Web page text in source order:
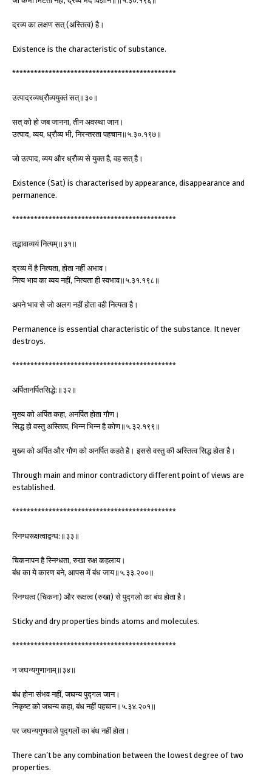
द्रव्य का लक्षण सत् (अस्तित्व) है।
Existence is the characteristic of substance.
*********************************************
उत्पाद्रव्यध्रौव्ययुक्तं सत्॥३०॥
सत् को हो जब जानना, तीन अवस्था जान।
उत्पाद, व्यय, ध्रौव्य भी, निरन्तरता पहचान॥५.३०.१९७॥
जो उत्पाद, व्यय और ध्रौव्य से युक्त है, वह सत् है।
Existence (Sat) is characterised by appearance, disappearance and
permanence.
*********************************************
तद्भावाव्ययं नित्यम्॥३१॥
द्रव्य में है नित्यता, होता नहीं अभाव।
नित्य भाव का व्यय नहीं, नित्यता ही स्वभाव॥५.३१.१९८॥
अपने भाव से जो अलग नहीं होता वही नित्यता है।
Permanence is essential characteristic of the substance. It never
destroys.
*********************************************
अर्पितानर्पितसिद्धे:॥३२॥
मुख्य को अर्पित कहा, अनर्पित होता गौण।
सिद्ध हो वस्तु अस्तित्व, भिन्न भिन्न है कोण॥५.३२.१९९॥
मुख्य को अर्पित और गौण को अनर्पित कहते है। इससे वस्तु की अस्तित्व सिद्ध होता है।
Through main and minor contradictory different point of views are
established.
*********************************************
स्निग्धरूक्षत्वाद्बन्ध:॥३३॥
चिकनापन है स्निग्धता, रुखा रुक्ष कहलाय।
बंध का ये कारण बने, आपस में बंध जाय॥५.३३.२००॥
स्निग्धत्व (चिकना) और रूक्षत्व (रुखा) से पुद्गलो का बंध होता है।
Sticky and dry properties binds atoms and molecules.
*********************************************
न जघन्यगुणानाम्॥३४॥
बंध होना संभव नहीं, जघन्य पुद्गल जान।
निकृष्ट को जघन्य कहा, बंध नहीं पहचान॥५.३४.२०१॥
पर जघन्यगुणवाले पुद्गलों का बंध नहीं होता।
There can’t be any combination between the lowest degree of two
properties.